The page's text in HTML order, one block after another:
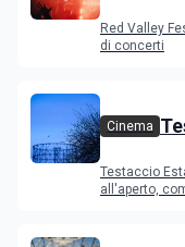
Red Valley
di concerti
Cinema
Testaccio
all'aperto,